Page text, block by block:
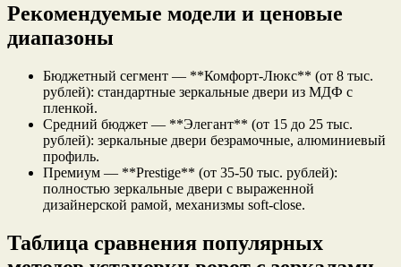
Рекомендуемые модели и ценовые
диапазоны
Бюджетный сегмент — **Комфорт-Люкс** (от 8 тыс.
рублей): стандартные зеркальные двери из МДФ с
пленкой.
Средний бюджет — **Элегант** (от 15 до 25 тыс.
рублей): зеркальные двери безрамочные, алюминиевый
профиль.
Премиум — **Prestige** (от 35-50 тыс. рублей):
полностью зеркальные двери с выраженной
дизайнерской рамой, механизмы soft-close.
Таблица сравнения популярных